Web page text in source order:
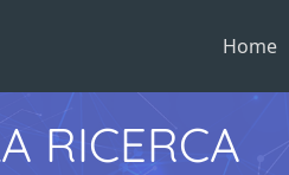
Home
RICERCA